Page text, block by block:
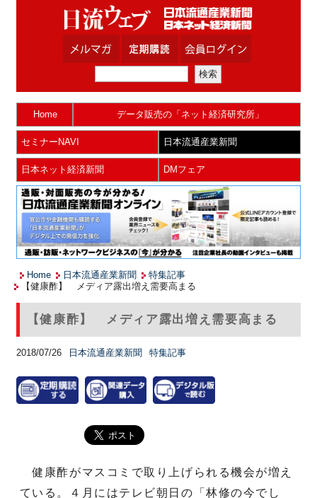
Home データ販売の「ネット経済研究所」
セミナーNAVI 日本流通産業新聞
日本ネット経済新聞 DMフェア
Home 日本流通産業新聞
特集記事
【健康酢】 メディア露出増え需要高まる
【健康酢】 メディア露出増え需要高まる
2018/07/26 日本流通産業新聞 特集記事
健康酢がマスコミで取り上げられる機会が増え
ている。４月にはテレビ朝日の「林修の今でし